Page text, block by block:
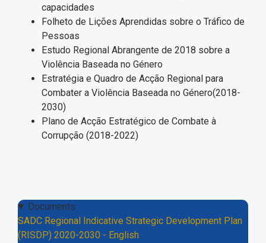
capacidades
Folheto de Lições Aprendidas sobre o Tráfico de
Pessoas
Estudo Regional Abrangente de 2018 sobre a
Violência Baseada no Género
Estratégia e Quadro de Acção Regional para
Combater a Violência Baseada no Género(2018-
2030)
Plano de Acção Estratégico de Combate à
Corrupção (2018-2022)
Documents
SADC Regional Indicative Strategic Development Plan
(RISDP) 2020-2030 - English